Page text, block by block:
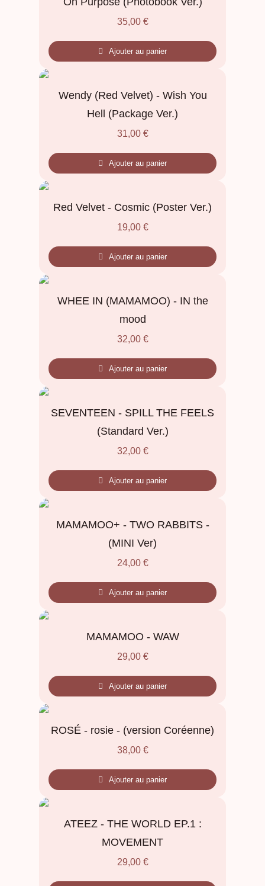
35,00 €
Ajouter au panier
Wendy (Red Velvet) - Wish You
Hell (Package Ver.)
31,00 €
Ajouter au panier
Red Velvet - Cosmic (Poster Ver.)
19,00 €
Ajouter au panier
WHEE IN (MAMAMOO) - IN the
mood
32,00 €
Ajouter au panier
SEVENTEEN - SPILL THE FEELS
(Standard Ver.)
32,00 €
Ajouter au panier
MAMAMOO+ - TWO RABBITS -
(MINI Ver)
24,00 €
Ajouter au panier
MAMAMOO - WAW
29,00 €
Ajouter au panier
ROSÉ - rosie - (version Coréenne)
38,00 €
Ajouter au panier
ATEEZ - THE WORLD EP.1 :
MOVEMENT
29,00 €